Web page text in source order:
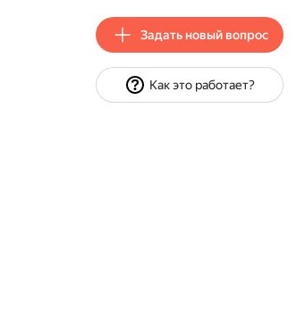
Задать новый вопрос
Как это работает?